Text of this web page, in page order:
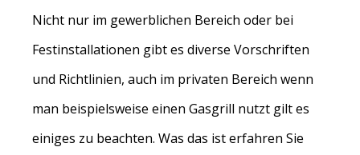
Nicht nur im gewerblichen Bereich oder bei
Festinstallationen gibt es diverse Vorschriften
und Richtlinien, auch im privaten Bereich wenn
man beispielsweise einen Gasgrill nutzt gilt es
einiges zu beachten. Was das ist erfahren Sie